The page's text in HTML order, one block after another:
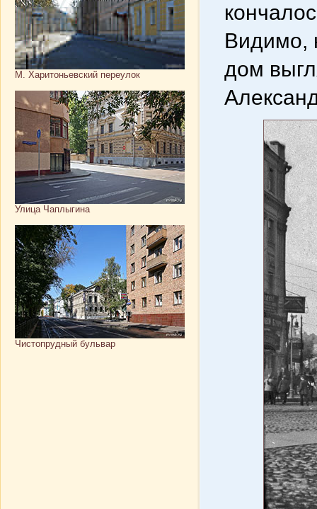
М. Харитоньевский переулок
Улица Чаплыгина
Чистопрудный бульвар
Видимо,
дом